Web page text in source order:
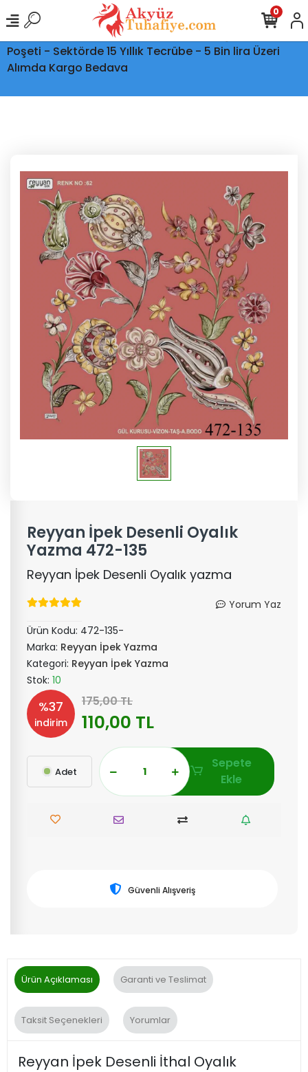
Ptt Kargo İle Tüm Türkiye'ye Teslimat - Şeffaf Kargo
Poşeti - Sektörde 15 Yıllık Tecrübe - 5 Bin lira Üzeri
Alımda Kargo Bedava
0
Reyyan İpek Desenli Oyalık
Yazma 472-135
Reyyan İpek Desenli Oyalık yazma
Yorum Yaz
Ürün Kodu: 472-135-
Marka: Reyyan İpek Yazma
Kategori: Reyyan İpek Yazma
Stok: 10
%37
indirim
175,00 TL
110,00 TL
Adet
Sepete
Ekle
Güvenli Alışveriş
Ürün Açıklaması Garanti ve Teslimat
Taksit Seçenekleri Yorumlar
Reyyan İpek Desenli İthal Oyalık